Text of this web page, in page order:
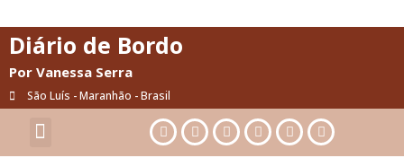
Diário de Bordo
Por Vanessa Serra
São Luís - Maranhão - Brasil